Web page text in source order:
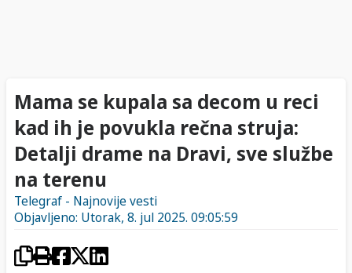
Mama se kupala sa decom u reci
kad ih je povukla rečna struja:
Detalji drame na Dravi, sve službe
na terenu
Telegraf - Najnovije vesti
Objavljeno: Utorak, 8. jul 2025. 09:05:59